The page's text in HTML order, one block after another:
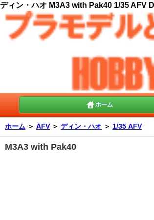
ディン・ハオ M3A3 with Pak40 1/35 AFV
ホーム
ホーム ＞ AFV ＞ ディン・ハオ ＞ 1/35 AFV
M3A3 with Pak40